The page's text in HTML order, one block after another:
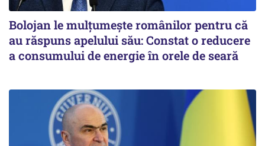
Bolojan le mulțumește românilor pentru că
au răspuns apelului său: Constat o reducere
a consumului de energie în orele de seară